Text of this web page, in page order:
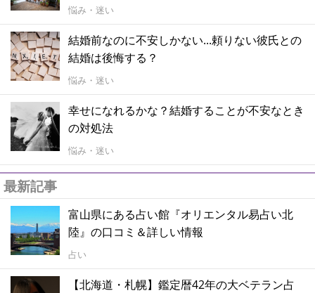
悩み・迷い
結婚前なのに不安しかない...頼りない彼氏との
結婚は後悔する？
悩み・迷い
幸せになれるかな？結婚することが不安なとき
の対処法
悩み・迷い
最新記事
富山県にある占い館『オリエンタル易占い北
陸』の口コミ＆詳しい情報
占い
【北海道・札幌】鑑定暦42年の大ベテラン占